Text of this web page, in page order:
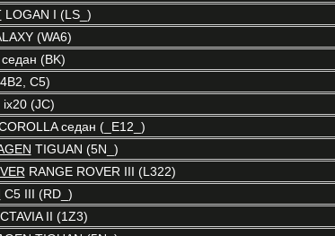
LOGAN I (LS_)
(WA6)
(BK)
C5)
ix20 (JC)
седан (_E12_)
TIGUAN (5N_)
RANGE ROVER III (L322)
C5 III (RD_)
II (1Z3)